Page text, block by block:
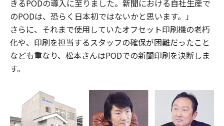
きるPODの導入に至りました。新聞における自社生産で
のPODは、恐らく日本初ではないかと思います。」
さらに、それまで使用していたオフセット印刷機の老朽
化や、印刷を担当するスタッフの確保が困難だったこと
なども重なり、松本さんはPODでの新聞印刷を決断しま
す。